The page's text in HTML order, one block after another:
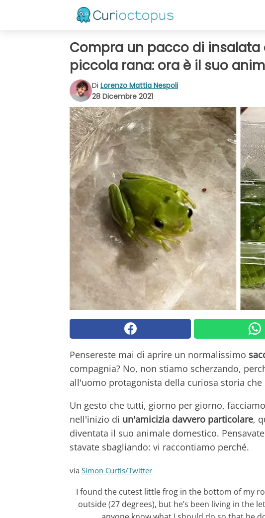
Compra un pacco di
piccola rana: ora è il suo
Di Lorenzo Mattia Nespoli
28 Dicembre 2021
Pensereste mai di aprire un normalissimo
compagnia? No, non stiamo scherzando,
all'uomo protagonista della curiosa storia
Un gesto che tutti, giorno per giorno,
nell'inizio di un'amicizia davvero particolare,
diventata il suo animale domestico.
stavate sbagliando: vi raccontiamo perché.
via Simon Curtis/Twitter
I found the cutest little frog in the bottom of my
outside (27 degrees), but he’s been living in the